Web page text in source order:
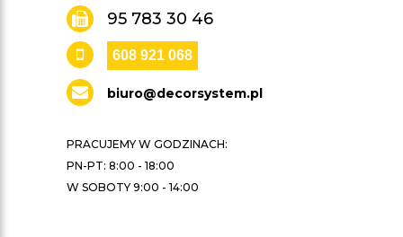
95 783 30 46
608 921 068
biuro@decorsystem.pl
PRACUJEMY W GODZINACH:
PN-PT: 8:00 - 18:00
W SOBOTY 9:00 - 14:00